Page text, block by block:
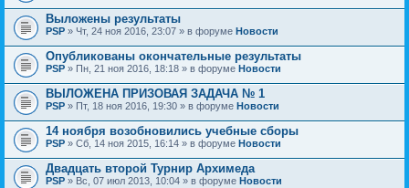
Выложены результаты
PSP » Чт, 24 ноя 2016, 23:07 » в форуме Новости
Опубликованы окончательные результаты
PSP » Пн, 21 ноя 2016, 18:18 » в форуме Новости
ВЫЛОЖЕНА ПРИЗОВАЯ ЗАДАЧА № 1
PSP » Пт, 18 ноя 2016, 19:30 » в форуме Новости
14 ноября возобновились учебные сборы
PSP » Сб, 14 ноя 2015, 16:14 » в форуме Новости
Двадцать второй Турнир Архимеда
PSP » Вс, 07 июл 2013, 10:04 » в форуме Новости